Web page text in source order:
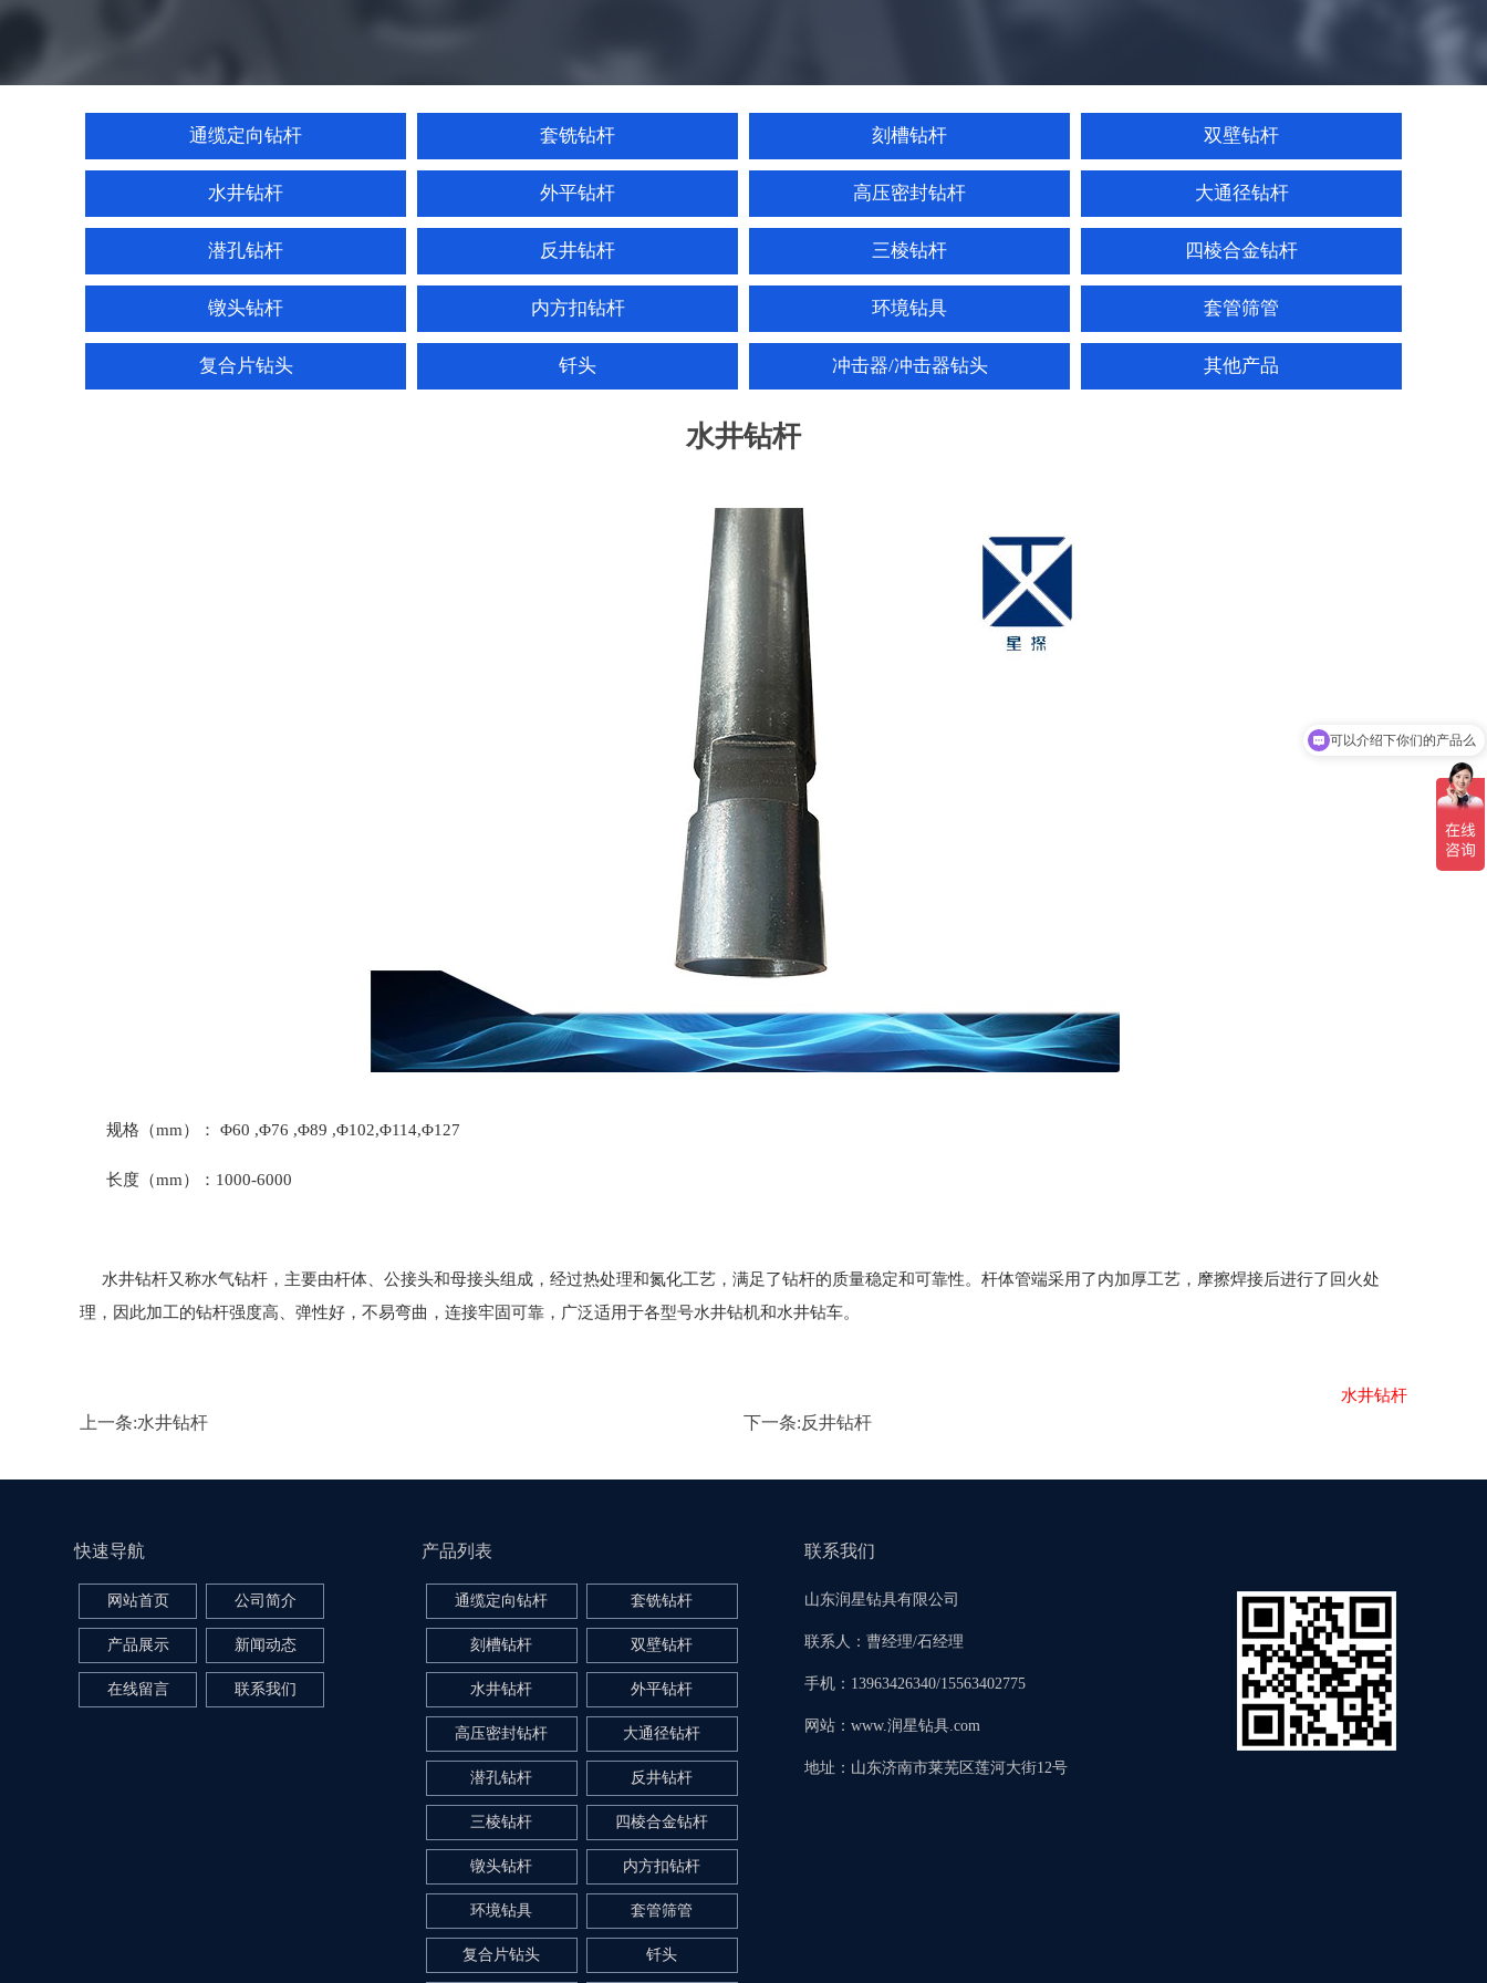
通缆定向钻杆 套铣钻杆 刻槽钻杆 双壁钻杆
水井钻杆 外平钻杆 高压密封钻杆 大通径钻杆
潜孔钻杆 反井钻杆 三棱钻杆 四棱合金钻杆
镦头钻杆 内方扣钻杆 环境钻具 套管筛管
复合片钻头 钎头 冲击器/冲击器钻头 其他产品
水井钻杆
规格（mm）： Φ60 ,Φ76 ,Φ89 ,Φ102,Φ114,Φ127
长度（mm）：1000-6000
水井钻杆又称水气钻杆，主要由杆体、公接头和母接头组成，经过热处理和氮化工艺，满足了钻杆的质量稳定和可靠性。杆体管端采用了内加厚工艺，摩擦焊接后进行了回火处
理，因此加工的钻杆强度高、弹性好，不易弯曲，连接牢固可靠‌，广泛适用于各型号水井钻机和水井钻车。
水井钻杆
上一条:水井钻杆 下一条:反井钻杆
快速导航
网站首页 公司简介
产品展示 新闻动态
在线留言 联系我们
产品列表
通缆定向钻杆 套铣钻杆
刻槽钻杆 双壁钻杆
水井钻杆 外平钻杆
高压密封钻杆 大通径钻杆
潜孔钻杆 反井钻杆
三棱钻杆 四棱合金钻杆
镦头钻杆 内方扣钻杆
环境钻具 套管筛管
复合片钻头 钎头
联系我们
山东润星钻具有限公司
联系人：曹经理/石经理
手机：13963426340/15563402775
网站：www.润星钻具.com
地址：山东济南市莱芜区莲河大街12号
可以介绍下你们的产品么